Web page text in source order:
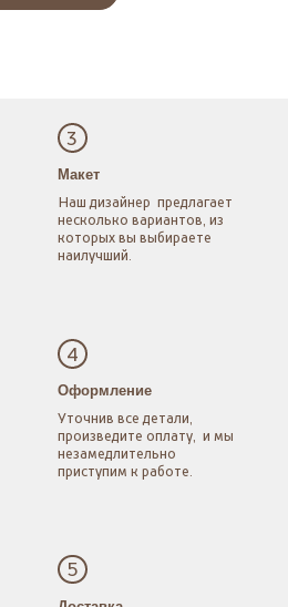
3
Макет
Наш дизайнер предлагает
несколько вариантов, из
которыхвы выбираете
наилучший.
4
Оформление
Уточнив все детали,
произведите оплату, и мы
незамедлительно
приступим к работе.
5